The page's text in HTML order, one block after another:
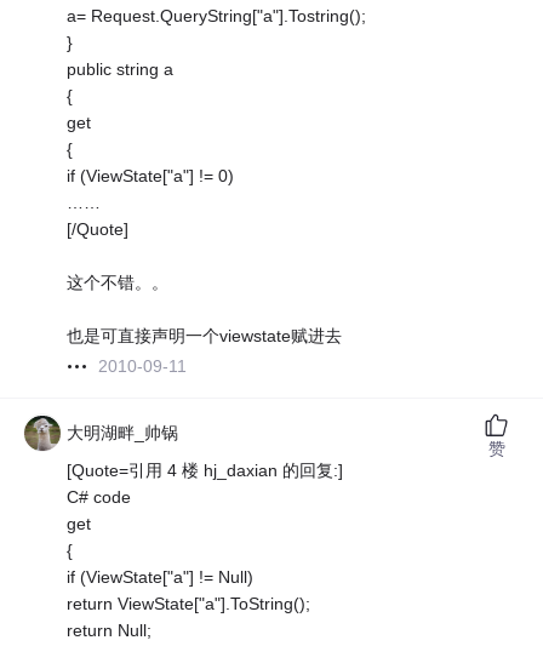
a= Request.QueryString["a"].Tostring();
}
public string a
{
get
{
if (ViewState["a"] != 0)
……
[/Quote]
这个不错。。
也是可直接声明一个viewstate赋进去
2010-09-11
大明湖畔_帅锅
[Quote=引用 4 楼 hj_daxian 的回复:]
C# code
get
{
if (ViewState["a"] != Null)
return ViewState["a"].ToString();
return Null;
赞